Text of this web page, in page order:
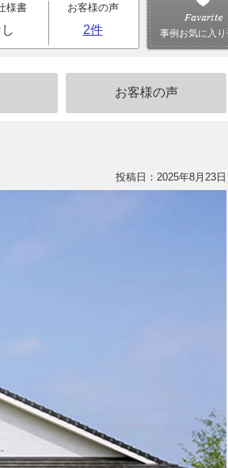
様書 お客様の声
2件 事例お気に入
お客様の声
投稿日：2025年8月23日